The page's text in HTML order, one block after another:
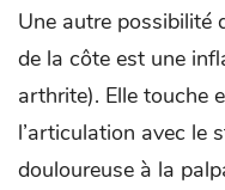
Une autre possibilité
de la côte est une
arthrite). Elle touche
l’articulation avec le
douloureuse à la